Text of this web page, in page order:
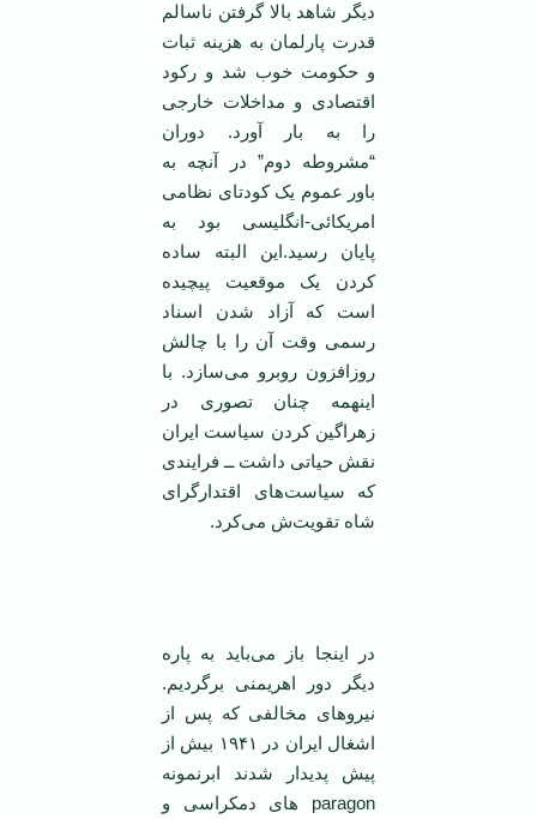
دیگر شاهد بالا گرفتن ناسالم
قدرت پارلمان به هزینه ثبات
و حکومت خوب شد و رکود
اقتصادی و مداخلات خارجی
را به بار آورد. دوران
“مشروطه دوم” در آنچه به
باور عموم یک کودتای نظامی
امریکائی-انگلیسی بود به
پایان رسید.این البته ساده
کردن یک موقعیت پیچیده
است که آزاد شدن اسناد
رسمی وقت آن را با چالش
روزافزون روبرو می‌سازد. با
اینهمه چنان تصوری در
زهراگین کردن سیاست ایران
نقش حیاتی داشت ــ فرایندی
که سیاست‌های اقتدارگرای
شاه تقویت‌‌ش می‌کرد.
در اینجا باز می‌باید به پاره
دیگر دور اهریمنی برگردیم.
نیرو‌های مخالفی که پس از
اشغال ایران در ۱۹۴۱ بیش از
پیش پدیدار شدند ابرنمونه
paragon های دمکراسی و